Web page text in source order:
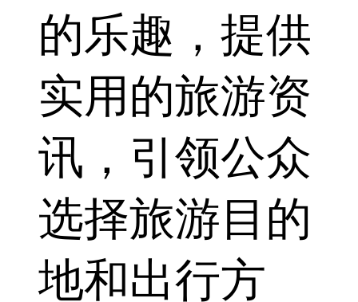
的乐趣，提供
实用的旅游资
讯，引领公众
选择旅游目的
地和出行方